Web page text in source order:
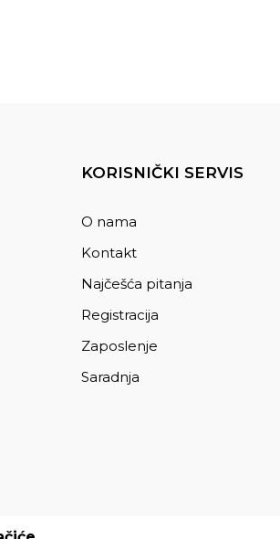
KORISNIČKI SERVIS
O nama
Kontakt
Najčešća pitanja
Registracija
Zaposlenje
Saradnja